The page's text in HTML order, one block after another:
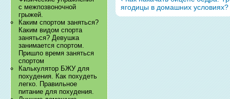
с межпозвоночной
грыжей.
Каким спортом заняться?
Каким видом спорта
заняться? Девушка
занимается спортом.
Пришло время заняться
спортом
Калькулятор БЖУ для
похудения. Как похудеть
легко. Правильное
питание для похудения.
ягодицы в домашних